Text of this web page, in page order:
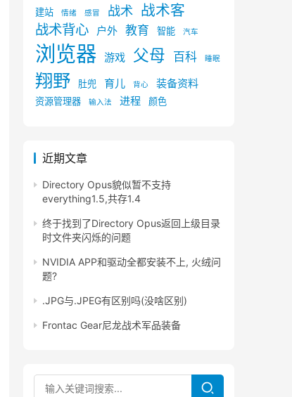
建站 情绪 感冒 战术 战术客
战术背心 户外 教育 智能 汽车
浏览器 游戏 父母 百科 睡眠
翔野 肚兜 育儿 背心 装备资料
资源管理器 输入法 进程 颜色
近期文章
Directory Opus貌似暂不支持
everything1.5,共存1.4
终于找到了Directory Opus返回上级目录
时文件夹闪烁的问题
NVIDIA APP和驱动全都安装不上, 火绒问
题?
.JPG与.JPEG有区别吗(没啥区别)
Frontac Gear尼龙战术军品装备